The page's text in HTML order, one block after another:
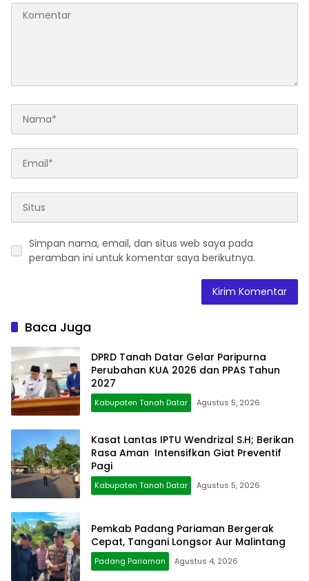
Simpan nama, email, dan situs web saya pada
peramban ini untuk komentar saya berikutnya.
Baca Juga
DPRD Tanah Datar Gelar Paripurna
Perubahan KUA 2026 dan PPAS Tahun
2027
Kabupaten Tanah Datar Agustus 5, 2026
Kasat Lantas IPTU Wendrizal S.H; Berikan
Rasa Aman Intensifkan Giat Preventif
Pagi
Kabupaten Tanah Datar Agustus 5, 2026
Pemkab Padang Pariaman Bergerak
Cepat, Tangani Longsor Aur Malintang
Padang Pariaman Agustus 4, 2026